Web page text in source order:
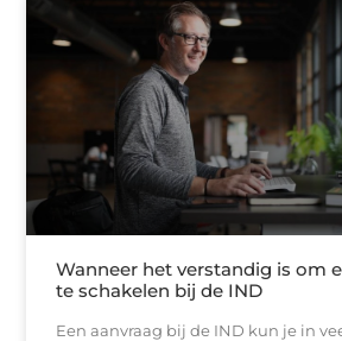
Wanneer het verstandig is om
te schakelen bij de IND
Een aanvraag bij de IND kun je in